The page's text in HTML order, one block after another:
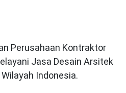
Perusahaan Kontraktor
Jasa Desain Arsitek
Indonesia.